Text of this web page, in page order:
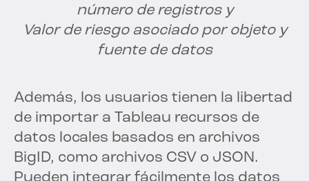
número de registros y
Valor de riesgo asociado por objeto y
fuente de datos
Además, los usuarios tienen la libertad
de importar a Tableau recursos de
datos locales basados en archivos
BigID, como archivos CSV o JSON.